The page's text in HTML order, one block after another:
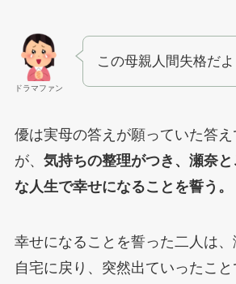
ドラマファン
この母親人間失格だよ
優は実母の答えが願っていた答
が、 気持ちの整理がつき、瀬奈
な人生で幸せになることを誓う。
幸せになることを誓った二人は
自宅に戻り、突然出ていったこ